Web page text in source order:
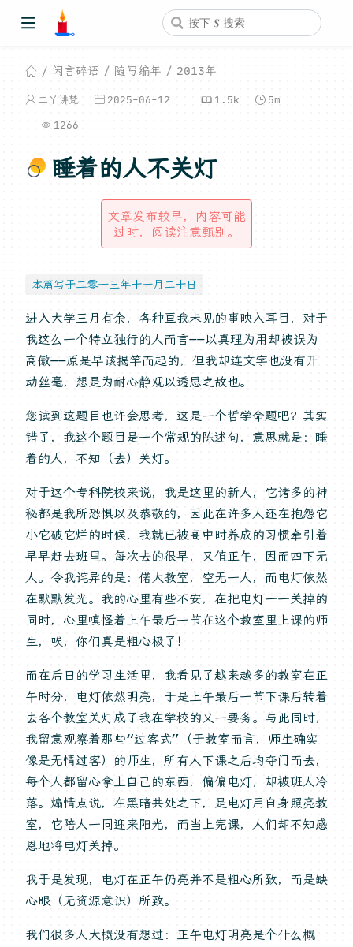
闲言碎语 随写编年 2013年
二丫讲梵 2025-06-12 1.5k 5m
1266
睡着的人不关灯
文章发布较早，内容可能
过时，阅读注意甄别。
本篇写于二零一三年十一月二十日
进入大学三月有余，各种亘我未见的事映入耳目，对于
我这么一个特立独行的人而言——以真理为用却被误为
高傲——原是早该揭竿而起的，但我却连文字也没有开
动丝毫，想是为耐心静观以透思之故也。
您读到这题目也许会思考，这是一个哲学命题吧？其实
错了，我这个题目是一个常规的陈述句，意思就是：睡
着的人，不知（去）关灯。
对于这个专科院校来说，我是这里的新人，它诸多的神
秘都是我所恐惧以及恭敬的，因此在许多人还在抱怨它
小它破它烂的时候，我就已被高中时养成的习惯牵引着
早早赶去班里。每次去的很早，又值正午，因而四下无
人。令我诧异的是：偌大教室，空无一人，而电灯依然
在默默发光。我的心里有些不安，在把电灯一一关掉的
同时，心里嗔怪着上午最后一节在这个教室里上课的师
生，唉，你们真是粗心极了！
而在后日的学习生活里，我看见了越来越多的教室在正
午时分，电灯依然明亮，于是上午最后一节下课后转着
去各个教室关灯成了我在学校的又一要务。与此同时，
我留意观察着那些“过客式”（于教室而言，师生确实
像是无情过客）的师生，所有人下课之后均夺门而去，
每个人都留心拿上自己的东西，偏偏电灯，却被班人冷
落。煽情点说，在黑暗共处之下，是电灯用自身照亮教
室，它陪人一同迎来阳光，而当上完课，人们却不知感
恩地将电灯关掉。
我于是发现，电灯在正午仍亮并不是粗心所致，而是缺
心眼（无资源意识）所致。
我们很多人大概没有想过：正午电灯明亮是个什么概